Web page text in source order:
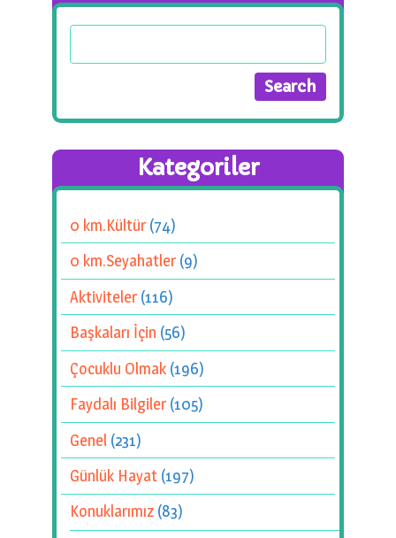
Kategoriler
0 km.Kültür(74)
0 km.Seyahatler(9)
Aktiviteler(116)
Başkaları İçin (56)
Çocuklu Olmak (196)
Faydalı Bilgiler(105)
Genel (231)
Günlük Hayat (197)
Konuklarımız (83)